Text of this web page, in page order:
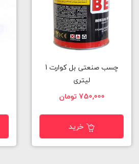
چسب صنعتی بل کوارت 1
لیتری
750,000 تومان
خرید